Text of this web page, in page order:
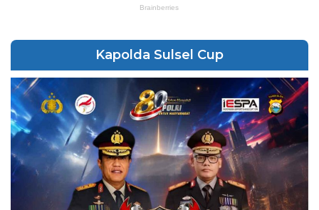
Kapolda Sulsel Cup